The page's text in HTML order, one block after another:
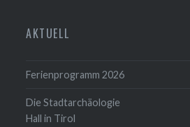
AKTUELL
Ferienprogramm 2026
Die Stadtarchäologie
Hall in Tirol